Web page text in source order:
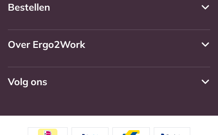
Bestellen
Over Ergo2Work
Volg ons